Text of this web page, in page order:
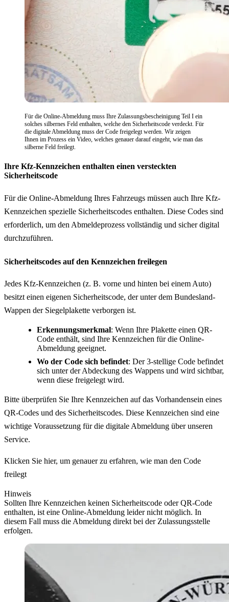
Für die Online-Abmeldung muss Ihre Zulassungsbescheinigung Teil I ein
solches silbernes Feld enthalten, welche den Sicherheitscode verdeckt. Für
die digitale Abmeldung muss der Code freigelegt werden. Wir zeigen
Ihnen im Prozess ein Video, welches genauer darauf eingeht, wie man das
silberne Feld freilegt.
Ihre Kfz-Kennzeichen enthalten einen versteckten
Sicherheitscode
Für die Online-Abmeldung Ihres Fahrzeugs müssen auch Ihre Kfz-
Kennzeichen spezielle Sicherheitscodes enthalten. Diese Codes sind
erforderlich, um den Abmeldeprozess vollständig und sicher digital
durchzuführen.
Sicherheitscodes auf den Kennzeichen freilegen
Jedes Kfz-Kennzeichen (z. B. vorne und hinten bei einem Auto)
besitzt einen eigenen Sicherheitscode, der unter dem Bundesland-
Wappen der Siegelplakette verborgen ist.
Erkennungsmerkmal: Wenn Ihre Plakette einen QR-
Code enthält, sind Ihre Kennzeichen für die Online-
Abmeldung geeignet.
Wo der Code sich befindet: Der 3-stellige Code befindet
sich unter der Abdeckung des Wappens und wird sichtbar,
wenn diese freigelegt wird.
Bitte überprüfen Sie Ihre Kennzeichen auf das Vorhandensein eines
QR-Codes und des Sicherheitscodes. Diese Kennzeichen sind eine
wichtige Voraussetzung für die digitale Abmeldung über unseren
Service.
Klicken Sie hier, um genauer zu erfahren, wie man den Code
freilegt
Hinweis
Sollten Ihre Kennzeichen keinen Sicherheitscode oder QR-Code
enthalten, ist eine Online-Abmeldung leider nicht möglich. In
diesem Fall muss die Abmeldung direkt bei der Zulassungsstelle
erfolgen.